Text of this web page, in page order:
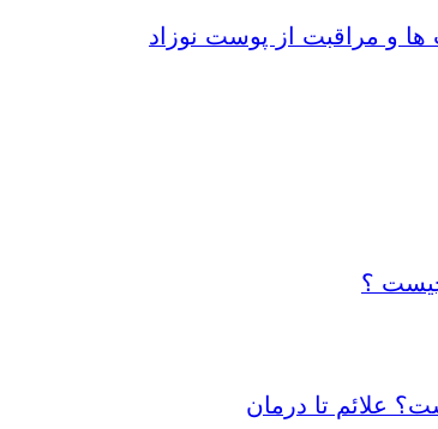
و مراقبت از پوست نوزاد
چیست ؟
علائم تا درمان